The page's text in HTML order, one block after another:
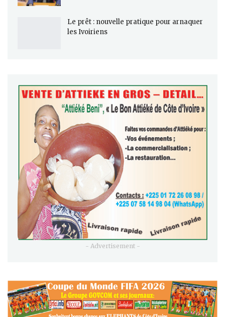
Le prêt : nouvelle pratique pour arnaquer
les Ivoiriens
- Advertisement -